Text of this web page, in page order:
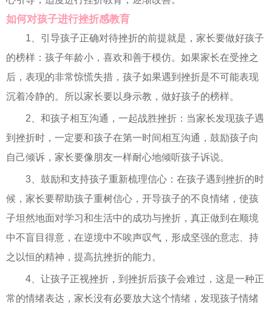
如何对孩子进行挫折感教育
1、引导孩子正确对待挫折的前提就是，家长要做好孩子
的榜样：孩子年龄小，喜欢和善于模仿。如果家长在受挫之
后，表现的非常惊慌失措，孩子如果遇到挫折是不可能表现
沉着冷静的。所以家长要以身示教，做好孩子的榜样。
2、和孩子相互沟通，一起战胜挫折：当家长发现孩子遇
到挫折时，一定要和孩子在第一时间相互沟通，鼓励孩子向
自己倾诉，家长要像朋友一样耐心地倾听孩子诉说。
3、鼓励和支持孩子重新梳理信心：在孩子遇到挫折的时
候，家长要帮助孩子重树信心，开导孩子的不良情绪，使孩
子坦然地面对学习和生活中的成功与挫折，真正做到在顺境
中不盲目得意，在逆境中不唉声叹气，形成坚强的意志、持
之以恒的精神，提高抗挫折的能力。
4、让孩子正视挫折，到挫折后孩子会难过，这是一种正
常的情绪表达，家长没有必要放大这个情绪，发现孩子情绪